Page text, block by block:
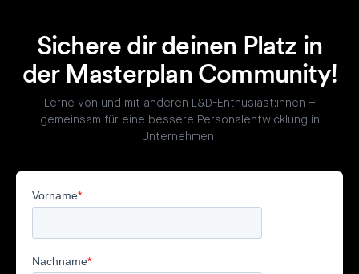
Sichere dir deinen Platz in
der Masterplan Community!
Lerne von und mit anderen L&D-Enthusiast:innen –
gemeinsam für eine bessere Personalentwicklung in
Unternehmen!